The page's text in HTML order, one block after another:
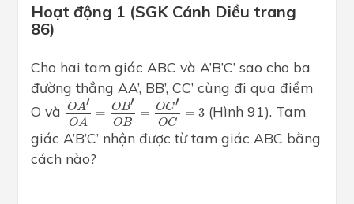
Hoạt động 1 (SGK Cánh Diều trang
86)
Cho hai tam giác ABC và A’B’C’ sao cho ba
đường thẳng AA’, BB’, CC’ cùng đi qua điểm
O và
OA′
OA
= OB′
OB
= OC′
OC
= 3
OA′O =O B′ O =OC
(Hình 91). Tam
giác A’B’C’ nhận được từ tam giác ABC bằng
cách nào?